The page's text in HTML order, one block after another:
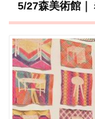
5/27森美術館｜